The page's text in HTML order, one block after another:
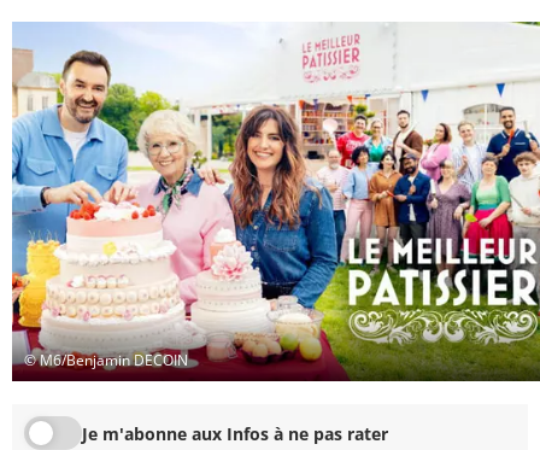
© M6/Benjamin DECOIN
Je m'abonne aux Infos à ne pas rater